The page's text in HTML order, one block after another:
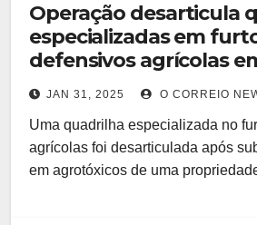
Operação desarticula
especializadas em
defensivos agrícolas
JAN 31, 2025 O CORREIO
Uma quadrilha especializada no
agrícolas foi desarticulada após
em agrotóxicos de uma